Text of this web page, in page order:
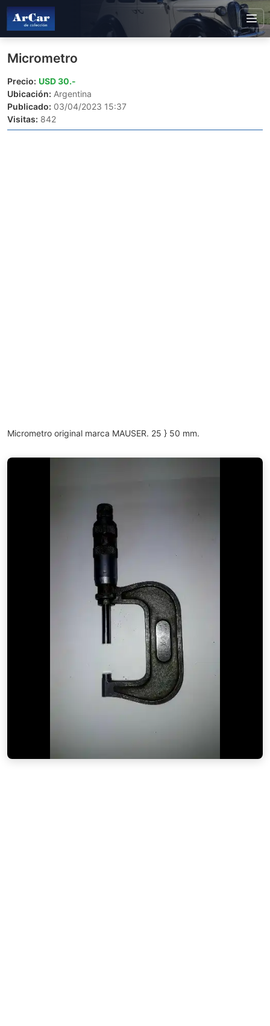
Micrometro
Precio: USD 30.-
Ubicación: Argentina
Publicado: 03/04/2023 15:37
Visitas: 842
Micrometro original marca MAUSER. 25 } 50 mm.